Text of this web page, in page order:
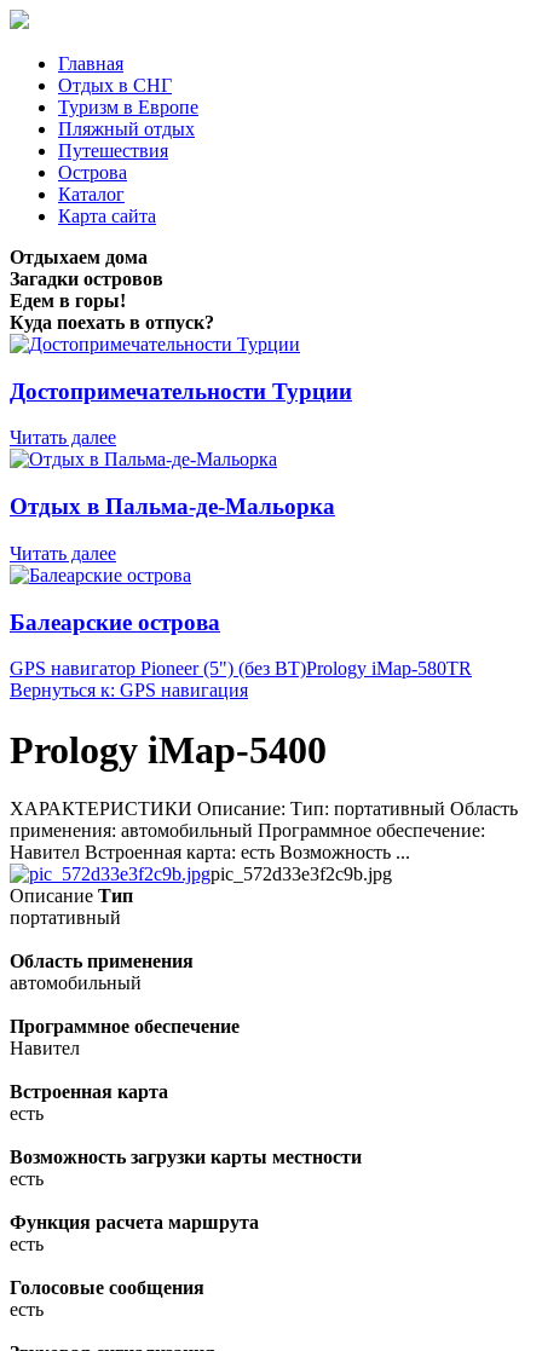
Главная
Отдых в СНГ
Туризм в Европе
Пляжный отдых
Путешествия
Острова
Каталог
Карта сайта
Отдыхаем дома
Загадки островов
Едем в горы!
Куда поехать в отпуск?
Достопримечательности Турции
Читать далее
Отдых в Пальма-де-Мальорка
Читать далее
Балеарские острова
GPS навигатор Pioneer (5") (без BT)Prology iMap-580TR
Вернуться к: GPS навигация
Prology iMap-5400
ХАРАКТЕРИСТИКИ Описание: Тип: портативный Область
применения: автомобильный Программное обеспечение:
Навител Встроенная карта: есть Возможность ...
pic_572d33e3f2c9b.jpg
Описание Тип
портативный
Область применения
автомобильный
Программное обеспечение
Навител
Встроенная карта
есть
Возможность загрузки карты местности
есть
Функция расчета маршрута
есть
Голосовые сообщения
есть